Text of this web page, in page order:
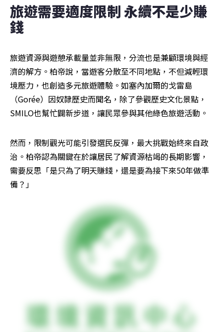
旅遊需要適度限制 永續不是少賺
錢
旅遊資源與遊憩承載量並非無限，分流也是兼顧環境與經
濟的解方。柏帝說，當遊客分散至不同地點，不但減輕環
境壓力，也創造多元旅遊體驗。如塞內加爾的戈雷島
（Gorée）因奴隸歷史而聞名，除了參觀歷史文化景點，
SMILO也幫忙闢新步道，讓民眾參與其他綠色旅遊活動。
然而，限制觀光可能引發選民反彈，最大挑戰始終來自政
治。柏帝認為關鍵在於讓居民了解資源枯竭的長期影響，
需要反思「是只為了明天賺錢，還是要為接下來50年做準
備？」